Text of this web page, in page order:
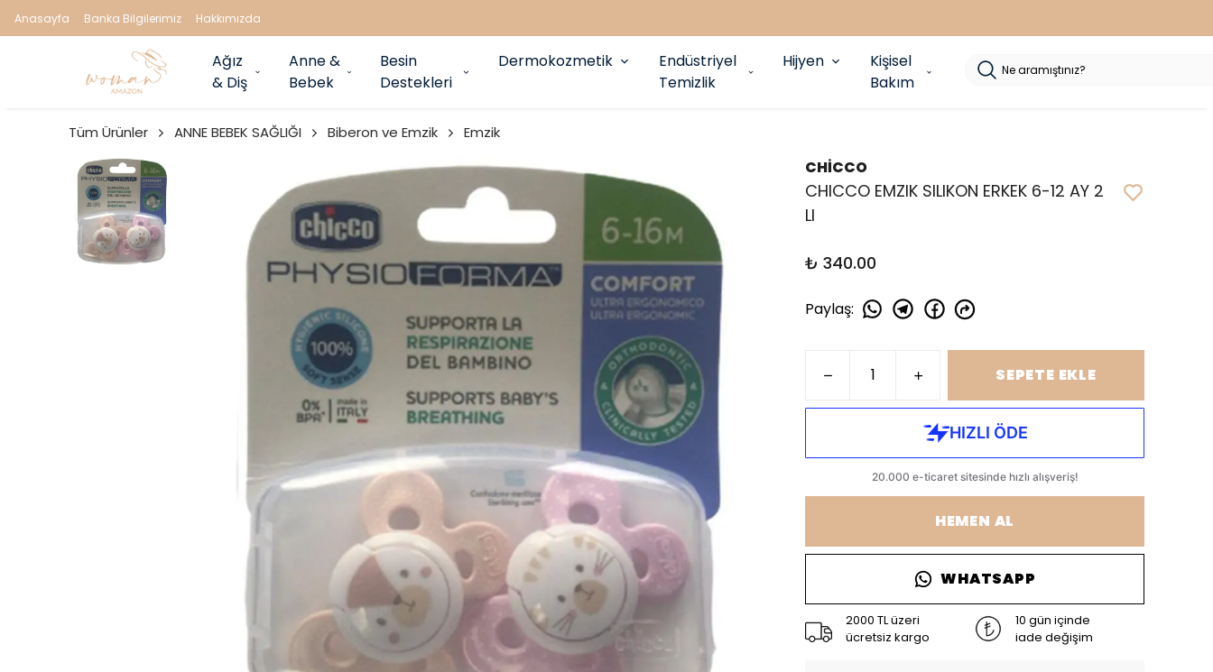
Anasayfa Banka Bilgilerimiz Hakkımızda
Ağız
& Diş
Anne &
Bebek
Besin
Destekleri
Dermokozmetik
Endüstriyel
Temizlik
Hijyen
Kişisel
Bakım
Tüm Ürünler ANNE BEBEK SAĞLIĞI Biberon ve Emzik Emzik
CHİCCO
CHICCO EMZIK SILIKON ERKEK 6-12 AY 2
LI
₺ 340.00
Paylaş:
SEPETE EKLE
HEMEN AL
WHATSAPP
2000 TL üzeri
ücretsiz kargo
10 gün içinde
iade değişim